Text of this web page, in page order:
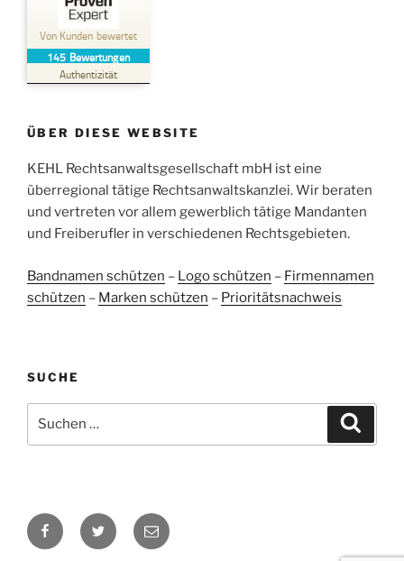
Von Kunden bewertet
145 Bewertungen
Authentizität
Kundenbewertungen und Erfahrungen zu
Kehl Rechtsanwaltsgesellschaft mbH
SEHR GUT
38
Bewertungen auf
ProvenExpert.com
Bewertungen von
2
anderen Quellen
Blick aufs ProvenExpert-Profil werfen
ÜBER DIESE WEBSITE
KEHL Rechtsanwaltsgesellschaft mbH ist eine
überregional tätige Rechtsanwaltskanzlei. Wir beraten
und vertreten vor allem gewerblich tätige Mandanten
und Freiberufler in verschiedenen Rechtsgebieten.
Bandnamen schützen – Logo schützen – Firmennamen
schützen – Marken schützen – Prioritätsnachweis
SUCHE
nach:
FacebookTwitter E-
Mail